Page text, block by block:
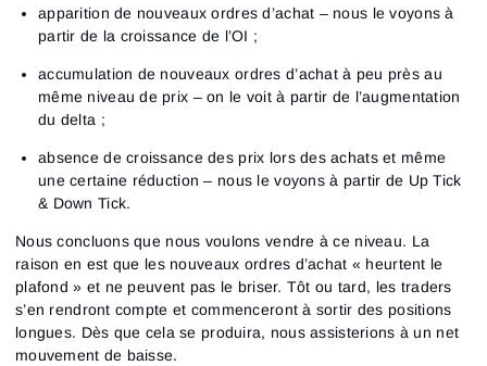
apparition de nouveaux ordres d’achat – nous le voyons à
partir de la croissance de l’OI ;
accumulation de nouveaux ordres d’achat à peu près au
même niveau de prix – on le voit à partir de l’augmentation
du delta ;
absence de croissance des prix lors des achats et même
une certaine réduction – nous le voyons à partir de Up Tick
& Down Tick.
Nous concluons que nous voulons vendre à ce niveau. La
raison en est que les nouveaux ordres d’achat « heurtent le
plafond » et ne peuvent pas le briser. Tôt ou tard, les traders
s’en rendront compte et commenceront à sortir des positions
longues. Dès que cela se produira, nous assisterions à un net
mouvement de baisse.